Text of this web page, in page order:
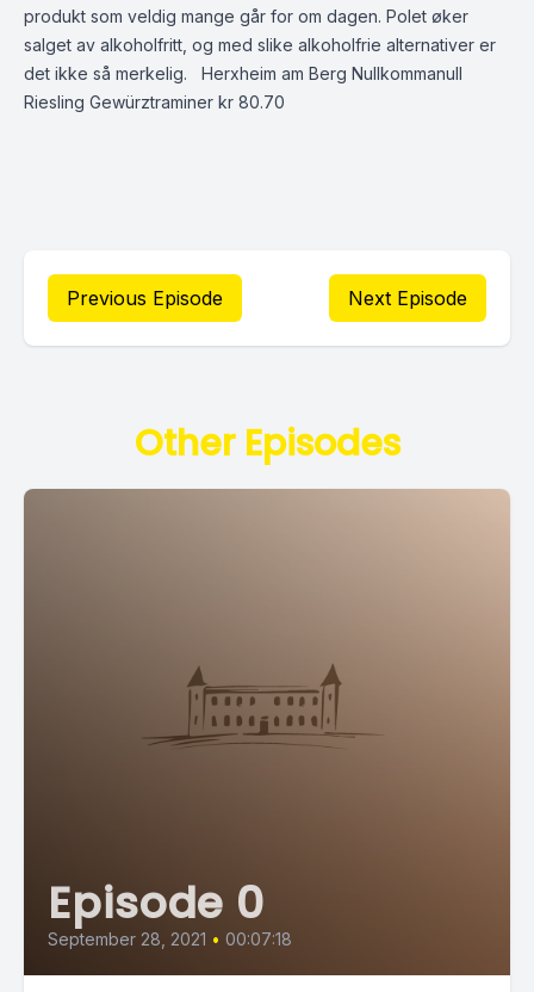
produkt som veldig mange går for om dagen. Polet øker
salget av alkoholfritt, og med slike alkoholfrie alternativer er
det ikke så merkelig. Herxheim am Berg Nullkommanull
Riesling Gewürztraminer kr 80.70
Previous Episode Next Episode
Other Episodes
Episode 0
September 28, 2021 • 00:07:18